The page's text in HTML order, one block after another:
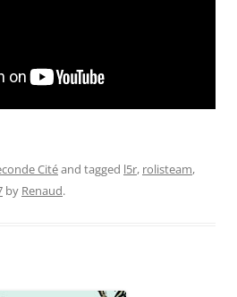
Citéand tagged l5r, rolisteam,
by Renaud.